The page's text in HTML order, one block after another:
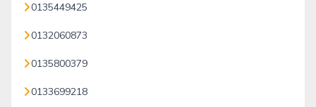
0135449425
0132060873
0135800379
0133699218